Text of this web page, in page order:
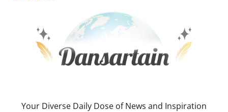
Your Diverse Daily Dose of News and Inspiration